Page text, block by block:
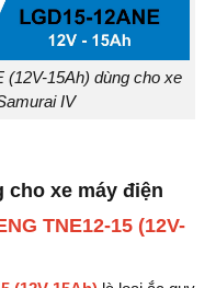
(12V-15Ah) dùng cho xe
IV
cho xe máy điện
TNE12-15 (12V-